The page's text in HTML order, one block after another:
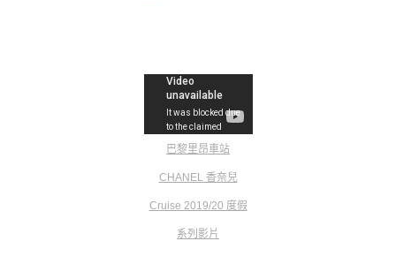
巴黎里昂車站
CHANEL 香奈兒
Cruise 2019/20 度假
系列影片